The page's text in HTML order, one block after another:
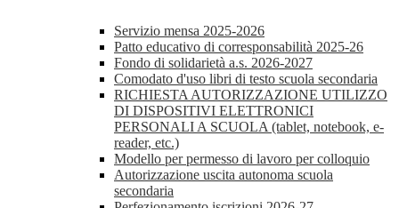
Servizio mensa 2025-2026
Patto educativo di corresponsabilità 2025-26
Fondo di solidarietà a.s. 2026-2027
Comodato d'uso libri di testo scuola secondaria
RICHIESTA AUTORIZZAZIONE UTILIZZO
DI DISPOSITIVI ELETTRONICI
PERSONALI A SCUOLA (tablet, notebook, e-
reader, etc.)
Modello per permesso di lavoro per colloquio
Autorizzazione uscita autonoma scuola
secondaria